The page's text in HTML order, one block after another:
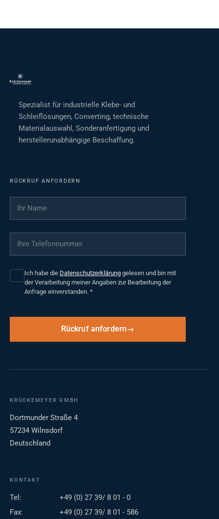
Spezialist für industrielle Klebe- und
Schleiflösungen, Converting, technische
Materialauswahl, Sonderanfertigung und
herstellerunabhängige Beschaffung.
RÜCKRUF ANFORDERN
Ihr Name
Ihre Telefonnummer
Ich habe die Datenschutzerklärung gelesen und bin mit
der Verarbeitung meiner Angaben zur Bearbeitung der
Anfrage einverstanden. *
Rückruf anfordern
KRÜCKEMEYER GMBH
Dortmunder Straße 4
57234 Wilnsdorf
Deutschland
KONTAKT
Tel:
+49 (0) 27 39/ 8 01 - 0
Fax:
+49 (0) 27 39/ 8 01 - 586